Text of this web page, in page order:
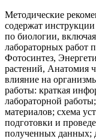
Методические
содержат
по биологии,
лабораторных работ
Фотосинтез,
растений, Анатомия
влияние на
работы: краткая
лабораторной
материалов; схема
подготовки и
полученных данных;